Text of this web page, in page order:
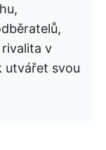
v
utvářet svou